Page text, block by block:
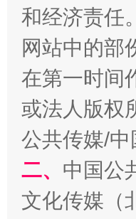
和经济责任
网站中的部
在第一时间
或法人版权
公共传媒/
二、 中国公
文化传媒（